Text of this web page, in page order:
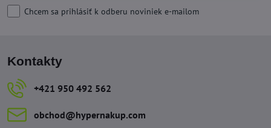
Chcem sa prihlásiť k odberu noviniek e-mailom
Kontakty
+421 950 492 562
obchod​@hypernakup​.com